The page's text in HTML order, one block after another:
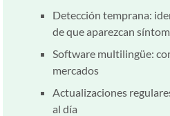
Detección temprana:
de que aparezcan
Software multilingüe:
mercados
Actualizaciones
al día